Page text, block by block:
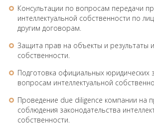
Консультации по вопросам передачи
интеллектуальной собственности по
другим договорам.
Защита прав на объекты и результаты
собственности.
Подготовка официальных юридических
вопросам интеллектуальной
Проведение due diligence компании на
соблюдения законодательства
собственности.